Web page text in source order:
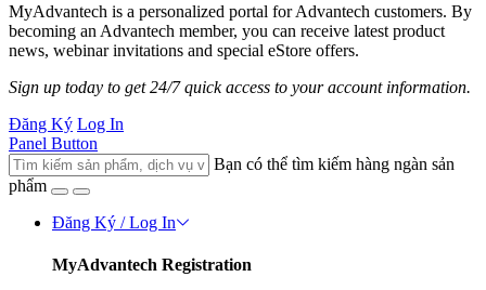
MyAdvantech is a personalized portal for Advantech customers. By
becoming an Advantech member, you can receive latest product
news, webinar invitations and special eStore offers.
Sign up today to get 24/7 quick access to your account information.
Đăng Ký Log In
Panel Button
Bạn có thể tìm kiếm hàng ngàn sản
phẩm
Đăng Ký / Log In
MyAdvantech Registration